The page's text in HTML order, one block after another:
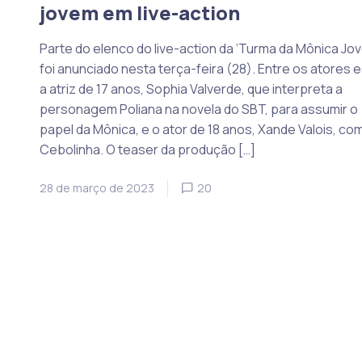
jovem em live-action
Parte do elenco do live-action da ‘Turma da Mônica
foi anunciado nesta terça-feira (28). Entre os atores
a atriz de 17 anos, Sophia Valverde, que interpreta a
personagem Poliana na novela do SBT, para assumir o
papel da Mônica, e o ator de 18 anos, Xande Valois,
Cebolinha. O teaser da produção […]
28 de março de 2023 20